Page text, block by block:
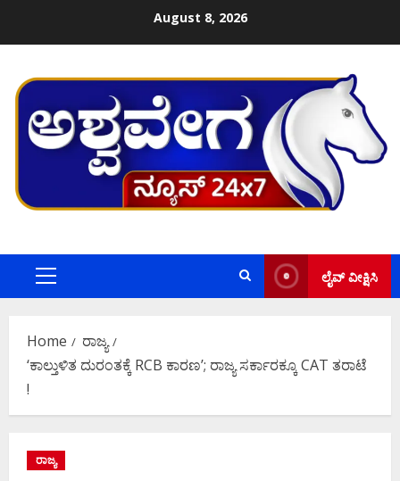
August 8, 2026
Primary
ಲೈವ್ ವೀಕ್ಷಿಸಿ
Home
ರಾಜ್ಯ
‘ಕಾಲ್ತುಳಿತ ದುರಂತಕ್ಕೆ RCB ಕಾರಣ’; ರಾಜ್ಯ ಸರ್ಕಾರಕ್ಕೂ CAT ತರಾಟೆ
!
ರಾಜ್ಯ